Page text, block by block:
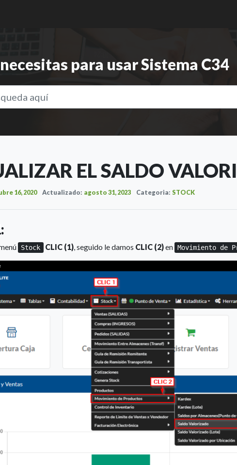
para usar Sistema C34
EL SALDO
16, 2020 Actualizado: agosto 31, 2023 Categoria: STOCK
Stock CLIC (1), seguido le damos CLIC (2)en Movimiento de